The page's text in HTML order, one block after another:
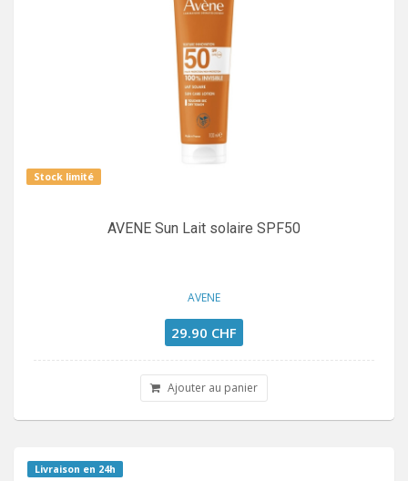
Stock limité
AVENE Sun Lait solaire SPF50
AVENE
29.90 CHF
Ajouter au panier
Livraison en 24h